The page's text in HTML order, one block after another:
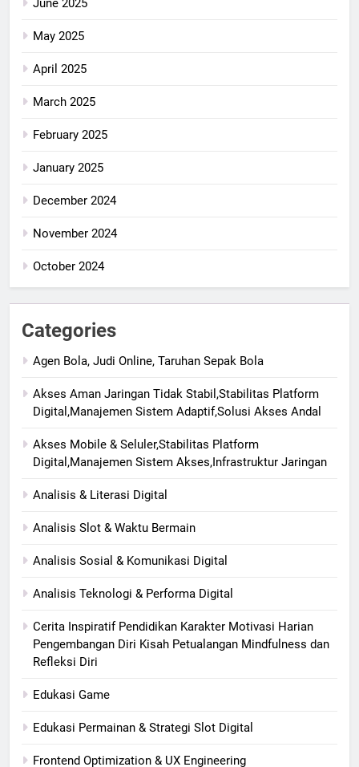
June 2025
May 2025
April 2025
March 2025
February 2025
January 2025
December 2024
November 2024
October 2024
Categories
Agen Bola, Judi Online, Taruhan Sepak Bola
Akses Aman Jaringan Tidak Stabil,Stabilitas Platform
Digital,Manajemen Sistem Adaptif,Solusi Akses Andal
Akses Mobile & Seluler,Stabilitas Platform
Digital,Manajemen Sistem Akses,Infrastruktur Jaringan
Analisis & Literasi Digital
Analisis Slot & Waktu Bermain
Analisis Sosial & Komunikasi Digital
Analisis Teknologi & Performa Digital
Cerita Inspiratif Pendidikan Karakter Motivasi Harian
Pengembangan Diri Kisah Petualangan Mindfulness dan
Refleksi Diri
Edukasi Game
Edukasi Permainan & Strategi Slot Digital
Frontend Optimization & UX Engineering